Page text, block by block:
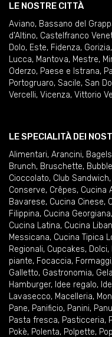
LE NOSTRE CITTÀ
Aviano, Bassano del
d'Altino, Castelfranco
Dolo, Este, Fidenza, Gorizia,
Lucca, Mantova, Mestre,
Oderzo, Paese e Istrana,
Portogruaro, Sacile, San
Vercelli, Vicenza, Vittorio
LE SPECIALITÀ DEI
Alimentari, Arancini, Bagels
Brunch, Bruschette,
Cioccolato, Club Sandwich,
Conserve, Crêpes, Cucina
Bavarese, Cucina Cinese,
Filippina, Cucina Georgiana,
Cucina Latina, Cucina
Messicana, Cucina Tipica
Regionali, Cupcakes, Dolci,
piante, Focaccia, Formaggi
Galletto, Gastronomia,
Hamburger, Idee regalo,
Lavasecco, Macelleria,
Pane, Panificio, Panini,
Pasta fresca, Pasticceria,
Pokè, Polenta, Polpette,